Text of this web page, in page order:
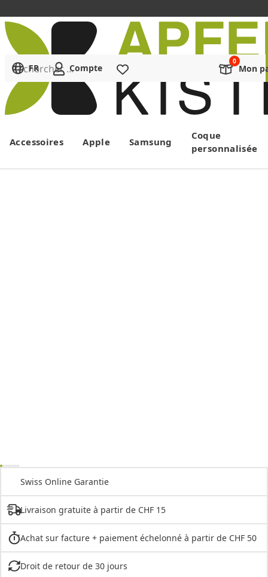
Menu
Rechercher ...
FR Compte Mon
Accessoires Apple Samsung
Coque
personnalisée
Swiss Online Garantie
Livraison gratuite à partir de CHF 15
Achat sur facture + paiement échelonné à partir de CHF 50
Droit de retour de 30 jours